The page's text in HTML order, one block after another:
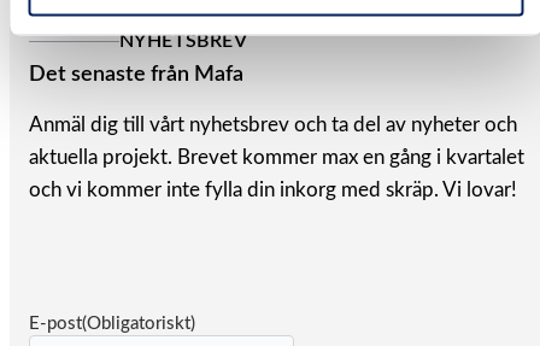
NYHETSBREV
Det senaste från Mafa
Anmäl dig till vårt nyhetsbrev och ta del av nyheter och
aktuella projekt. Brevet kommer max en gång i kvartalet
och vi kommer inte fylla din inkorg med skräp. Vi lovar!
E-post(Obligatoriskt)